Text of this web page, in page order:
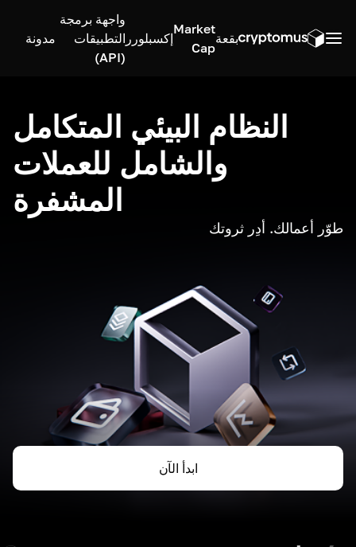
بقعة
Market
Cap
إكسبلورر
واجهة برمجة
التطبيقات
(API)
مدونة
النظام البيئي المتكامل
والشامل للعملات
المشفرة
طوّر أعمالك. أدِر ثروتك
ابدأ الآن